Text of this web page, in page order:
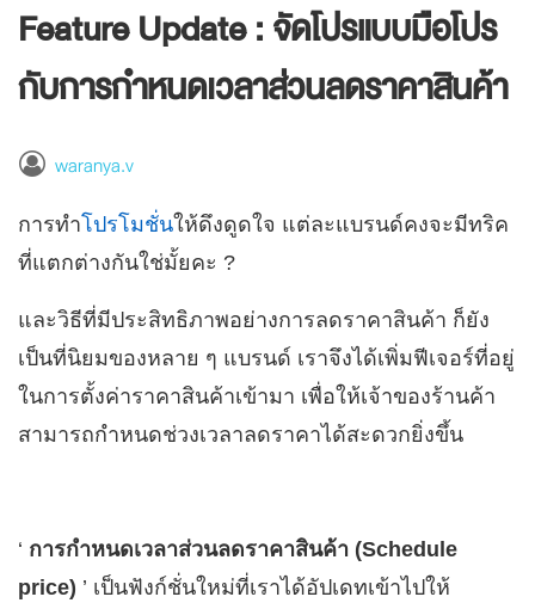
Feature Update : จัดโปรแบบมือโปร
กับการกำหนดเวลาส่วนลดราคาสินค้า
waranya.v
การทำโปรโมชั่นให้ดึงดูดใจ แต่ละแบรนด์คงจะมีทริค
ที่แตกต่างกันใช่มั้ยคะ ?
และวิธีที่มีประสิทธิภาพอย่างการลดราคาสินค้า ก็ยัง
เป็นที่นิยมของหลาย ๆ แบรนด์ เราจึงได้เพิ่มฟีเจอร์ที่อยู่
ในการตั้งค่าราคาสินค้าเข้ามา เพื่อให้เจ้าของร้านค้า
สามารถกำหนดช่วงเวลาลดราคาได้สะดวกยิ่งขึ้น
‘ การกำหนดเวลาส่วนลดราคาสินค้า (Schedule
price) ’ เป็นฟังก์ชั่นใหม่ที่เราได้อัปเดทเข้าไปให้